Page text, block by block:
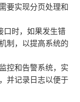
要实现分页处理和
口时，如果发生错
制，以提高系统的
控和告警系统，实
并记录日志以便于